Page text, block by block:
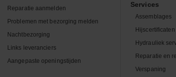
Reparatie aanmelden
Problemen met bezorging melden
Nachtbezorging
Links leveranciers
Aangepaste openingstijden
Services
Assemblages
Hijscertificaten
Hydrauliek
Reparatie en
Verspaning